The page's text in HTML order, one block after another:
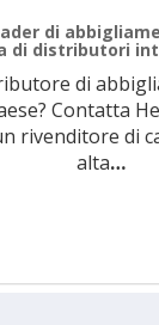
di
di distributori
di
Contatta
rivenditore di
alta…